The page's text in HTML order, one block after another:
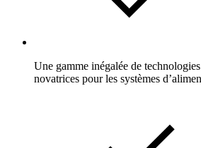
Une gamme inégalée de
novatrices pour les systèmes